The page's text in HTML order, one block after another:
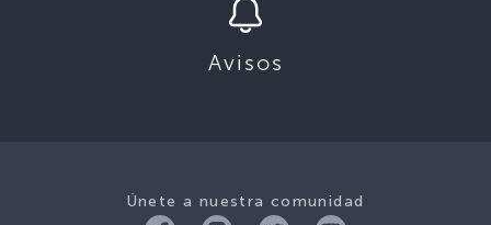
Avisos
Únete a nuestra comunidad